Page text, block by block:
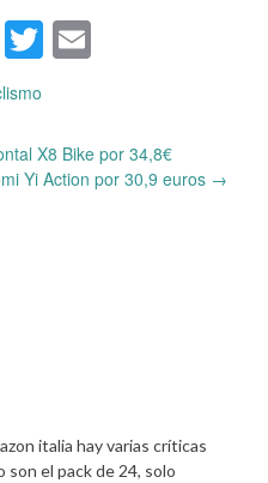
WhatsApp
Twitter
X8 Bike por 34,8€
Yi Action por 30,9 euros →
italia hay varias críticas
el pack de 24, solo